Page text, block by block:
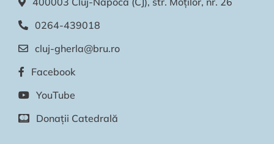
0264-439018
cluj-gherla@bru.ro
Facebook
YouTube
Donații Catedrală